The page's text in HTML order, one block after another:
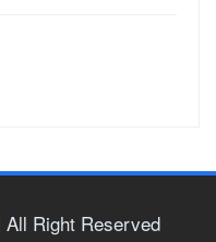
Right Reserved